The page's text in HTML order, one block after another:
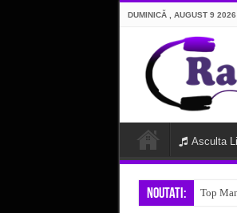
DUMINICĂ , AUGUST 9 2026
Asculta
Noutati: Top